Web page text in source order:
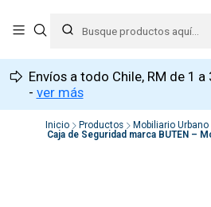
Envíos a todo Chile, RM de 1
- ver más
Inicio Productos Mobiliario Urbano
Caja de Seguridad marca BUTEN –